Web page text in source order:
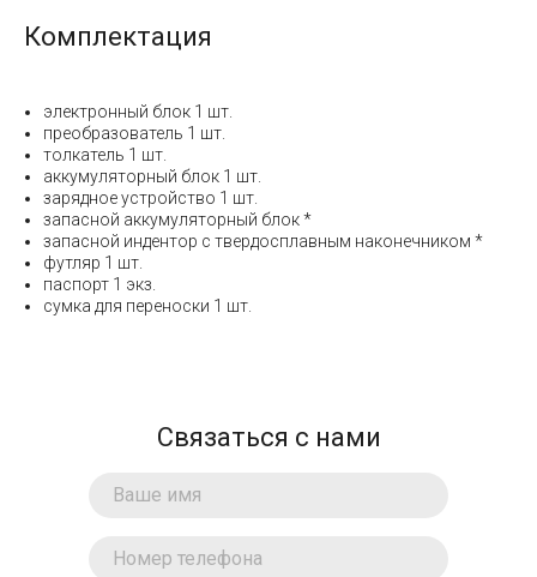
Комплектация
электронный блок 1 шт.
преобразователь 1 шт.
толкатель 1 шт.
аккумуляторный блок 1 шт.
зарядное устройство 1 шт.
запасной аккумуляторный блок *
запасной индентор с твердосплавным наконечником *
футляр 1 шт.
паспорт 1 экз.
сумка для переноски 1 шт.
Связаться с нами